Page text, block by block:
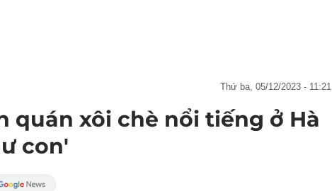
thứ ba, 05/12/2023 - 11:21
quán xôi chè nổi tiếng ở Hà
con'